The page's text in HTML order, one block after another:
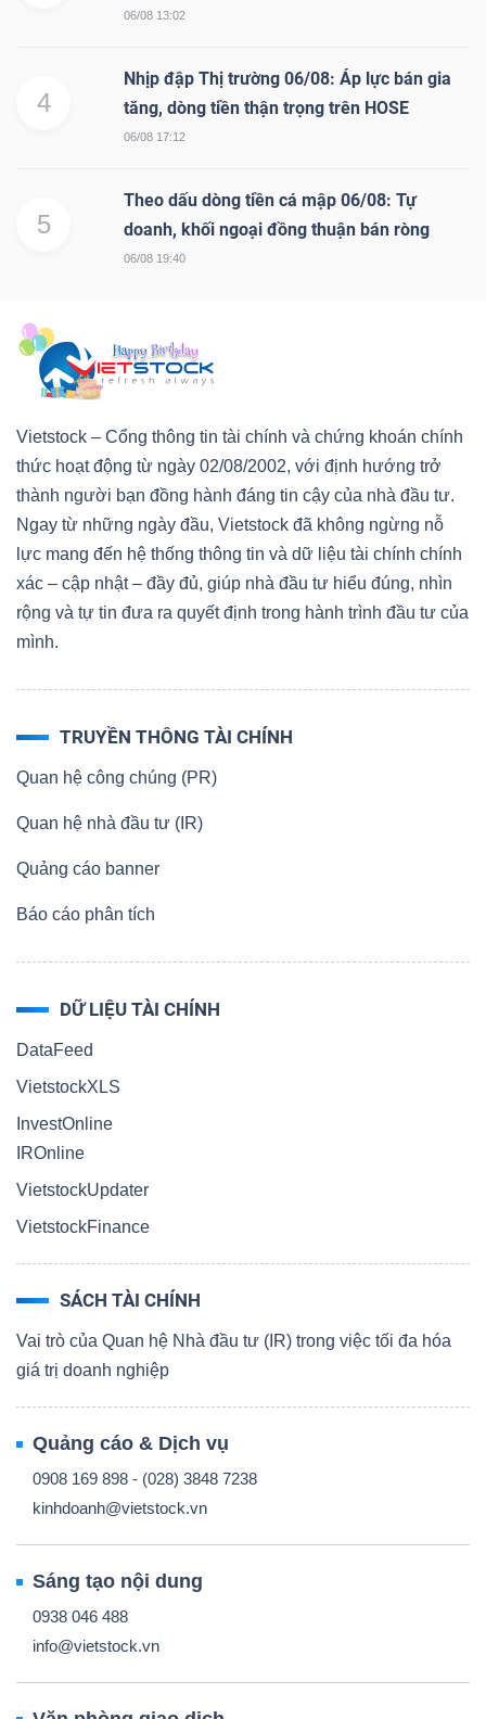
06/08 13:02
4
Nhịp đập Thị trường 06/08: Áp lực bán gia
tăng, dòng tiền thận trọng trên HOSE
06/08 17:12
5
Theo dấu dòng tiền cá mập 06/08: Tự
doanh, khối ngoại đồng thuận bán ròng
06/08 19:40
Vietstock – Cổng thông tin tài chính và chứng khoán chính
thức hoạt động từ ngày 02/08/2002, với định hướng trở
thành người bạn đồng hành đáng tin cậy của nhà đầu tư.
Ngay từ những ngày đầu, Vietstock đã không ngừng nỗ
lực mang đến hệ thống thông tin và dữ liệu tài chính chính
xác – cập nhật – đầy đủ, giúp nhà đầu tư hiểu đúng, nhìn
rộng và tự tin đưa ra quyết định trong hành trình đầu tư của
mình.
TRUYỀN THÔNG TÀI CHÍNH
Quan hệ công chúng (PR)
Quan hệ nhà đầu tư (IR)
Quảng cáo banner
Báo cáo phân tích
DỮ LIỆU TÀI CHÍNH
DataFeed
VietstockXLS
InvestOnline
IROnline
VietstockUpdater
VietstockFinance
SÁCH TÀI CHÍNH
Vai trò của Quan hệ Nhà đầu tư (IR) trong việc tối đa hóa
giá trị doanh nghiệp
Quảng cáo & Dịch vụ
0908 169 898 - (028) 3848 7238
kinhdoanh@vietstock.vn
Sáng tạo nội dung
0938 046 488
info@vietstock.vn